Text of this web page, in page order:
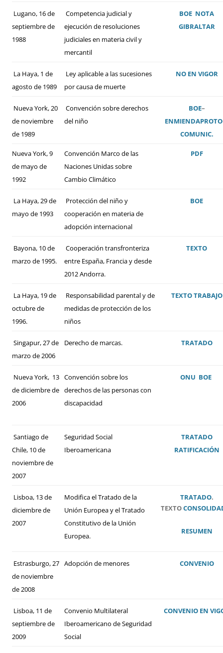
Lugano, 16 de
septiembre de
1988
Competencia judicial y
ejecución de resoluciones
judiciales en materia civil y
mercantil
BOE NOTA
GIBRALTAR
La Haya, 1 de
agosto de 1989
Ley aplicable a las sucesiones
por causa de muerte
NO EN VIGOR
Nueva York, 20
de noviembre
de 1989
Convención sobre derechos
del niño
BOE–
ENMIENDA
COMUNIC.
Nueva York, 9
de mayo de
1992
Convención Marco de las
Naciones Unidas sobre
Cambio Climático
PDF
La Haya, 29 de
mayo de 1993
Protección del niño y
cooperación en materia de
adopción internacional
BOE
Bayona, 10 de
marzo de 1995.
Cooperación transfronteriza
entre España, Francia y desde
2012 Andorra.
TEXTO
La Haya, 19 de
octubre de
1996.
Responsabilidad parental y de
medidas de protección de los
niños
TEXTOTRABAJO
Singapur, 27 de
marzo de 2006
Derecho de marcas. TRATADO
Nueva York, 13
de diciembre de
2006
Convención sobre los
derechos de las personas con
discapacidad
ONU BOE
Santiago de
Chile, 10 de
noviembre de
2007
Seguridad Social
Iberoamericana
TRATADO
RATIFICACIÓN
Lisboa, 13 de
diciembre de
2007
Modifica el Tratado de la
Unión Europea y el Tratado
Constitutivo de la Unión
Europea.
TRATADO.
TEXTO
RESUMEN
Estrasburgo, 27
de noviembre
de 2008
Adopción de menores CONVENIO
Lisboa, 11 de
septiembre de
2009
Convenio Multilateral
Iberoamericano de Seguridad
Social
CONVENIO EN